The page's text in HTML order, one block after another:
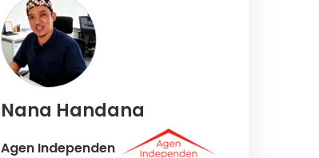
Nana Handana
Agen Independen